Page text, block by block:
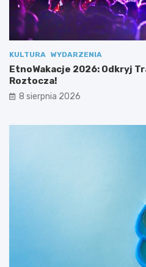
KULTURA WYDARZENIA
EtnoWakacje 2026: Odkryj
Roztocza!
8 sierpnia 2026